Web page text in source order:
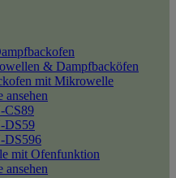
& Dampfbacköfen
mit Mikrowelle
ansehen
CS89
DS59
DS596
mit Ofenfunktion
ansehen